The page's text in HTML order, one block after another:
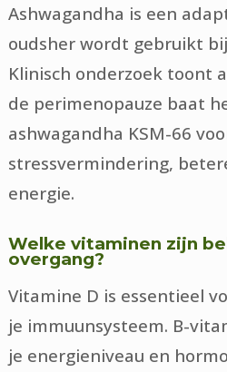
Ashwagandha is een
oudsher wordt gebruikt
Klinisch onderzoek toont
de perimenopauze baat
ashwagandha KSM-66
stressvermindering,
energie.
Welke vitaminen zijn
overgang?
Vitamine D is essentieel
je immuunsysteem. B-
je energieniveau en